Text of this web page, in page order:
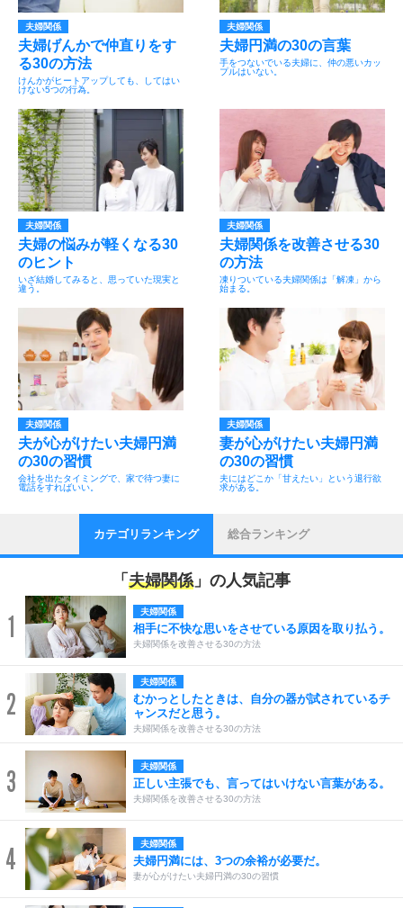
夫婦関係
夫婦げんかで仲直りをす
る30の方法
けんかがヒートアップしても、してはい
けない5つの行為。
夫婦関係
夫婦円満の30の言葉
手をつないでいる夫婦に、仲の悪いカッ
プルはいない。
夫婦関係
夫婦の悩みが軽くなる30
のヒント
いざ結婚してみると、思っていた現実と
違う。
夫婦関係
夫婦関係を改善させる30
の方法
凍りついている夫婦関係は「解凍」から
始まる。
夫婦関係
夫が心がけたい夫婦円満
の30の習慣
会社を出たタイミングで、家で待つ妻に
電話をすればいい。
夫婦関係
妻が心がけたい夫婦円満
の30の習慣
夫にはどこか「甘えたい」という退行欲
求がある。
カテゴリランキング 総合ランキング
「 夫婦関係」の人気記事
1 夫婦関係
相手に不快な思いをさせている原因を取り払う。
夫婦関係を改善させる30の方法
2
夫婦関係
むかっとしたときは、自分の器が試されているチ
ャンスだと思う。
夫婦関係を改善させる30の方法
3 夫婦関係
正しい主張でも、言ってはいけない言葉がある。
夫婦関係を改善させる30の方法
4 夫婦関係
夫婦円満には、3つの余裕が必要だ。
妻が心がけたい夫婦円満の30の習慣